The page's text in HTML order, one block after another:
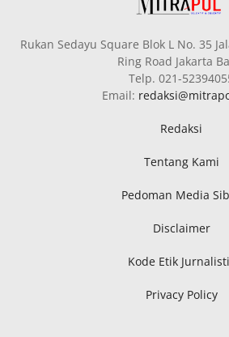
Rukan Sedayu Square Blok L No. 35
Ring Road Jakarta
Telp. 021-
Email:
Redaksi
Tentang Kami
Pedoman Media
Disclaimer
Kode Etik
Privacy Policy